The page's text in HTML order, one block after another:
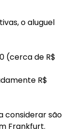
o aluguel
(cerca de R$
R$
considerar são
Frankfurt.